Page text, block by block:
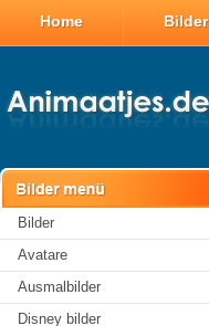
Home Bilder
Bilder
Avatare
Ausmalbilder
Disney bilder